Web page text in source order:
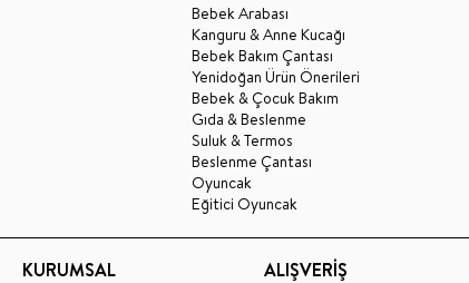
Bebek Arabası
Kanguru & Anne Kucağı
Bebek Bakım Çantası
Yenidoğan Ürün Önerileri
Bebek & Çocuk Bakım
Gıda & Beslenme
Suluk & Termos
Beslenme Çantası
Oyuncak
Eğitici Oyuncak
KURUMSAL ALIŞVERİŞ